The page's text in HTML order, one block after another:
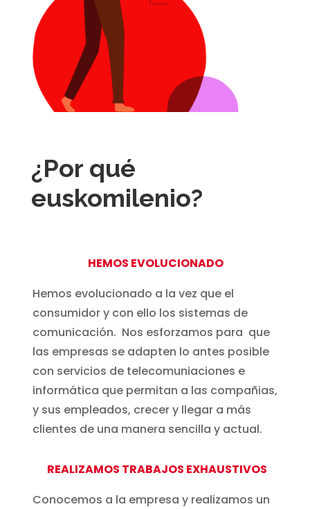
¿Por qué
euskomilenio?
HEMOS EVOLUCIONADO
Hemos evolucionado a la vez que el
consumidor y con ello los sistemas de
comunicación. Nos esforzamos para que
las empresas se adapten lo antes posible
con servicios de telecomuniaciones e
informática que permitan a las compañias,
y sus empleados, crecer y llegar a más
clientes de una manera sencilla y actual.
REALIZAMOS TRABAJOS EXHAUSTIVOS
Conocemos a la empresa y realizamos un